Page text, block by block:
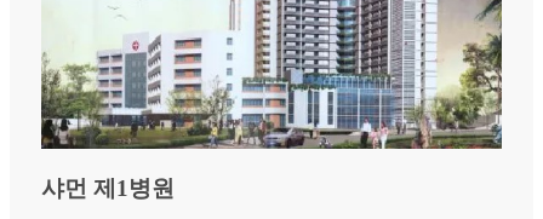
샤먼 제1병원